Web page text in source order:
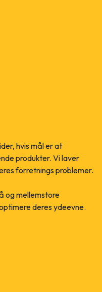
hvis mål er at
produkter. Vi laver
forretnings problemer.
og mellemstore
deres ydeevne.